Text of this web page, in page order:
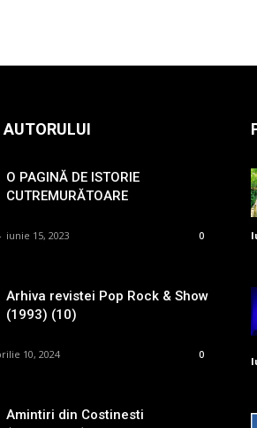
AUTORULUI
O PAGINĂ DE ISTORIE
CUTREMURĂTOARE
iunie 15, 2023 0
Arhiva revistei Pop Rock & Show
(1993) (10)
10, 2024 0
Amintiri din Costinesti